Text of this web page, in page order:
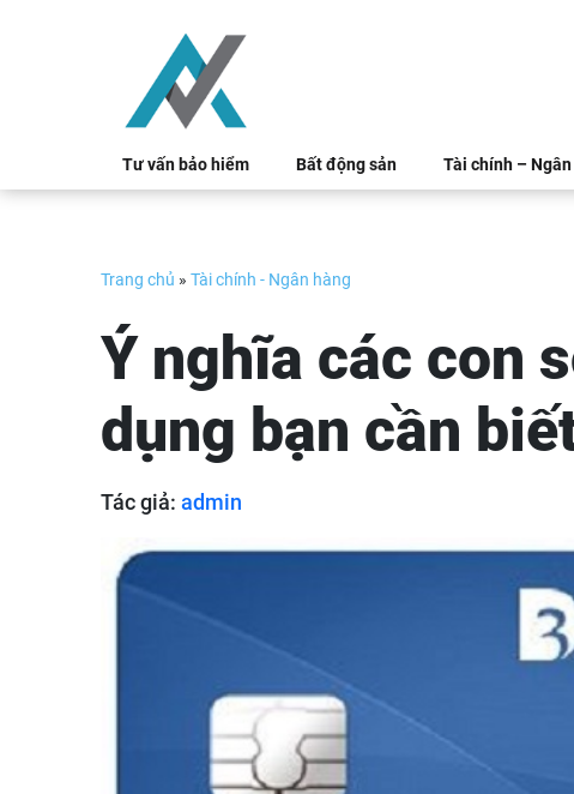
Tư vấn bảo hiểm Bất động sản Tài chính –
Trang chủ » Tài chính - Ngân hàng
Ý nghĩa các con
dụng bạn cần
Tác giả: admin